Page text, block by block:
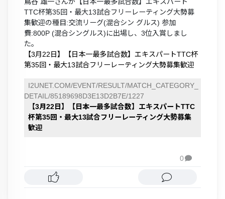
TTC杯第35回・最大13試合フリーレーティング大勢募
集歓迎の種目:交流リーグ(混合シン グルス) 参加
費:800P (混合シングルス)に出場し、3位入賞しまし
た。
【3月22日】【日本一最多試合数】エキスパートTTC杯
第35回・最大13試合フリーレーティング大勢募集歓迎
I2UNET.COM/EVENT/RESULT/MATCH_CATEGORY_
DETAIL/85189698D3E13D2B7E/1227
【3月22日】【日本一最多試合数】エキスパートTTC
杯第35回・最大13試合フリーレーティング大勢募集
歓迎
0